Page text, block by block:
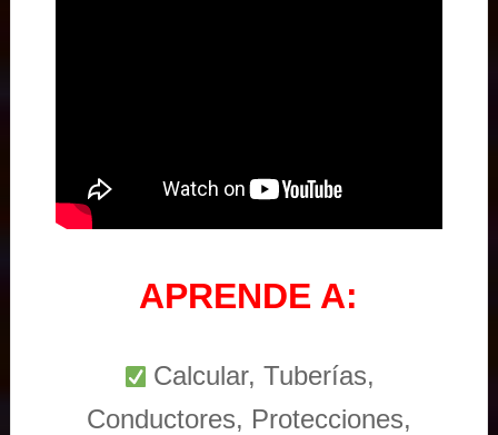
APRENDE A:
Calcular, Tuberías,
Conductores, Protecciones,